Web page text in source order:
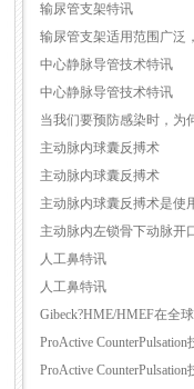
输尿管支架特讯
输尿管支架适用范围广泛
中心静脉导管技术特讯
中心静脉导管技术特讯
当我们要预防感染时，为
主动脉内球囊反搏术
主动脉内球囊反搏术
主动脉内球囊反搏术是使
主动脉内左锁骨下动脉开
人工鼻特讯
人工鼻特讯
Gibeck?HME/HMEF在全
ProActive CounterPulsation
ProActive CounterPulsation